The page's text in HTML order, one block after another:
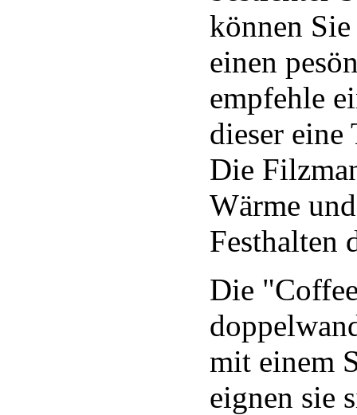
können
einen
empfehle
dieser
Die
Wärme
Festhalten
Die
mit einem
eignen sie